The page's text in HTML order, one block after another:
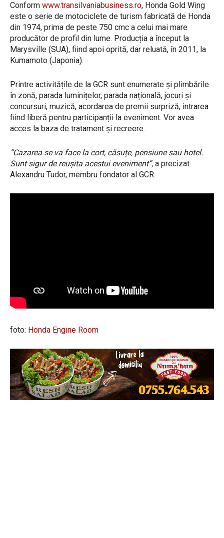
Conform www.transilvaniabusiness.ro, Honda Gold Wing
este o serie de motociclete de turism fabricată de Honda
din 1974, prima de peste 750 cmc a celui mai mare
producător de profil din lume. Producția a început la
Marysville (SUA), fiind apoi oprită, dar reluată, în 2011, la
Kumamoto (Japonia).
Printre activitățile de la GCR sunt enumerate și plimbările
în zonă, parada luminițelor, parada națională, jocuri și
concursuri, muzică, acordarea de premii surpriză, intrarea
fiind liberă pentru participanții la eveniment. Vor avea
acces la baza de tratament și recreere.
“Cazarea se va face la cort, căsuțe, pensiune sau hotel.
Sunt sigur de reușita acestui eveniment”, a precizat
Alexandru Tudor, membru fondator al GCR.
foto: Honda Engine Room